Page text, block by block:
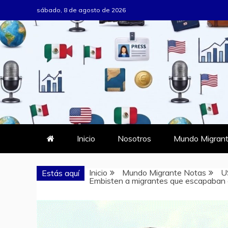
al
contenido
sábado, 8 de agosto de 2026
MUNDO
DONDE TODOS SOMOS
Inicio Nosotros Mundo
Estás aquí Inicio Mundo Migrante Notas
Embisten a migrantes que